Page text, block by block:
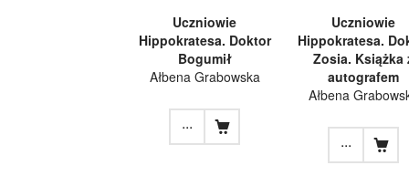
Uczniowie
Hippokratesa. Doktor
Bogumił
Ałbena Grabowska
...
Uczniowie
Hippokratesa.
Zosia. Książka
autografem
Ałbena
...